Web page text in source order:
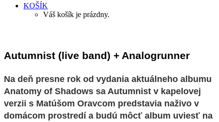
KOŠÍK
Váš košík je prázdny.
Autumnist (live band) + Analogrunner
Na deň presne rok od vydania aktuálneho albumu
Anatomy of Shadows sa Autumnist v kapelovej
verzii s Matúšom Oravcom predstavia naživo v
domácom prostredí a budú môcť album uviesť na